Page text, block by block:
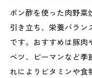
ぱり感UP
キャベツや
ンジ術
味ぽんとポン酢
味ぽんとポ
ポン酢を使った肉野菜
引き立ち、栄養バラン
です。おすすめは豚肉
ベツ、ピーマンなど季
れによりビタミンや食